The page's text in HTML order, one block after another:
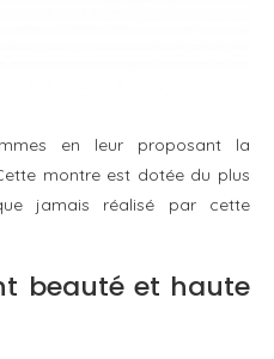
en leur proposant la
montre est dotée du plus
jamais réalisé par cette
beauté et haute